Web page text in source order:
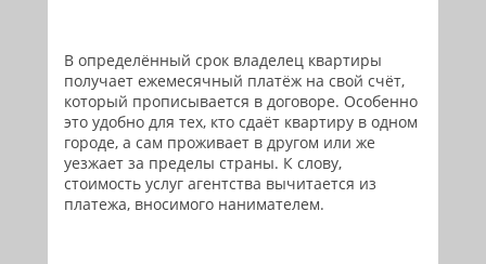
В определённый срок владелец квартиры
получает ежемесячный платёж на свой счёт,
который прописывается в договоре. Особенно
это удобно для тех, кто сдаёт квартиру в одном
городе, а сам проживает в другом или же
уезжает за пределы страны. К слову,
стоимость услуг агентства вычитается из
платежа, вносимого нанимателем.